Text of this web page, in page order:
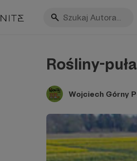
Rośliny-
Wojciech Górny